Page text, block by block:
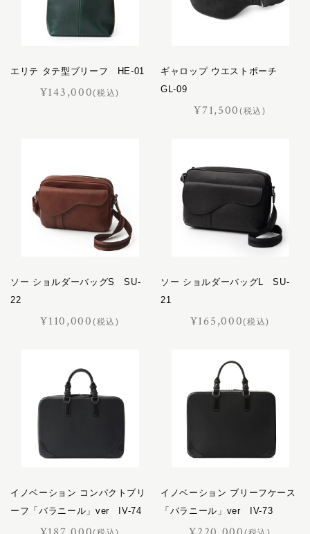
エリテ タテ型ブリーフ HE-01
¥143,000(税込)
ギャロップ ウエストポーチ
GL-09
¥71,500(税込)
ソー ショルダーバッグS SU-
22
¥110,000 (税込)
ソー ショルダーバッグL SU-
21
¥165,000(税込)
イノベーション コンパクトブリ
ーフ「バラニール」ver IV-74
イノベーション ブリーフケース
「バラニール」ver IV-73